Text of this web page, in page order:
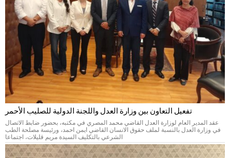
تفعيل التعاون بين وزارة العدل واللجنة الدولية للصليب الأحمر
عقد المدير العام لوزارة العدل القاضي محمد المصري في مكتبه، بحضور ضابط الاتصال
في وزارة العدل بالنسبة لملف حقوق الانسان القاضي ايمن احمد، ورئيسة مصلحة الطب
الشرعي بالتكليف السيدة مريم قليلات، اجتماعا